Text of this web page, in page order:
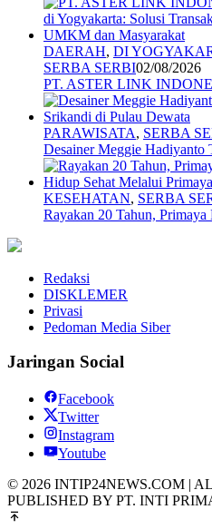
DAERAH, DI
SERBA SERBI02/08/2026
PT. ASTER LINK
PARAWISATA, SERBA
Desainer Meggie
KESEHATAN, SERBA
Rayakan 20 Tahun,
Redaksi
DISKLEMER
Privasi
Pedoman Media Siber
Jaringan Social
Facebook
Twitter
Instagram
Youtube
© 2026 INTIP24NEWS.COM |
PUBLISHED BY PT. INTI